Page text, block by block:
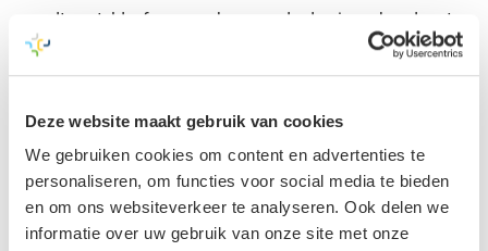
Deze website maakt gebruik van cookies
We gebruiken cookies om content en advertenties te
personaliseren, om functies voor social media te bieden
en om ons websiteverkeer te analyseren. Ook delen we
informatie over uw gebruik van onze site met onze
wordt gesteld, of aanspraken van derden in verband met
gebruik van deze site.
Intellectuele eigendom
Aveco de Bondt behoudt alle rechten, zoals
auteursrechten, octrooien en merkrechten inzake de
informatie op deze site (waaronder teksten, ontwerpen,
grafisch materiaal en logo's). Behalve het downloaden en